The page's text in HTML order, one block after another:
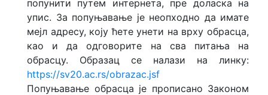
попунити путем интернета, пре доласка на
упис. За попуњавање је неопходно да имате
мејл адресу, коју ћете унети на врху обрасца,
као и да одговорите на сва питања на
обрасцу. Образац се налази на линку:
https://sv20.ac.rs/obrazac.jsf
Попуњавање обрасца је прописано Законом